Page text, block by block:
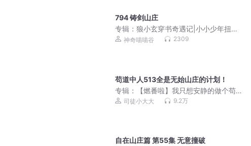
794 铸剑山庄
专辑： 狼小玄穿书奇遇记|小小少年扭转
乾坤|穿越
神奇喵喵谷 2309
苟道中人513全是无始山庄的计划！
专辑：
【燃番啦】我只想安静的做个苟
道中人｜爆笑&系统｜轻松魔道修仙｜精
司徒小大大 9.2万
自在山庄篇 第55集 无意撞破